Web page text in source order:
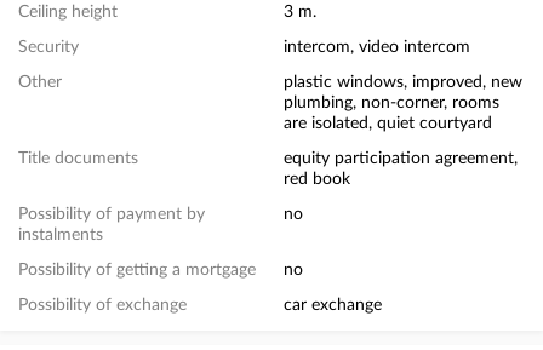
Ceiling height 3 m.
Security intercom, video intercom
Other
plastic windows, improved, new
plumbing, non-corner, rooms
are isolated, quiet courtyard
Title documents
equity participation agreement,
red book
Possibility of payment by
instalments
no
Possibility of getting a mortgage no
Possibility of exchange car exchange